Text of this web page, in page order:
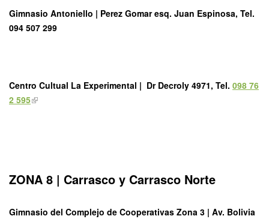
Gimnasio Antoniello | Perez Gomar esq. Juan Espinosa, Tel.
094 507 299
Centro Cultual La Experimental | Dr Decroly 4971, Tel. 098 76
2 595
ZONA 8 | Carrasco y Carrasco Norte
Gimnasio del Complejo de Cooperativas Zona 3 | Av. Bolivia